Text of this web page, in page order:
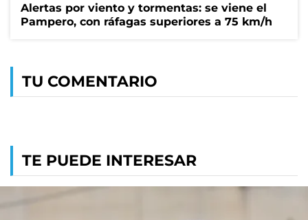
Alertas por viento y tormentas: se viene el
Pampero, con ráfagas superiores a 75 km/h
TU COMENTARIO
TE PUEDE INTERESAR